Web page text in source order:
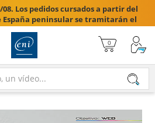
Los pedidos cursados a partir del
España peninsular se tramitarán el
17/08/2026.
